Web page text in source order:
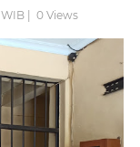
| 0Views